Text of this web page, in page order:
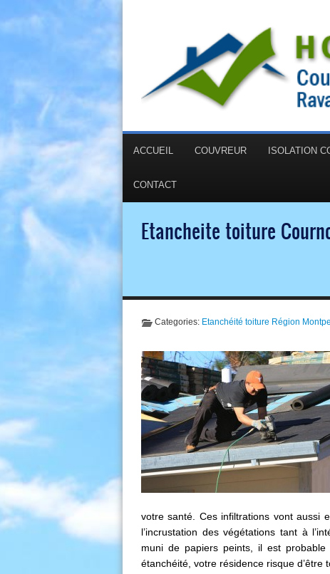
ACCUEIL COUVREUR ISOLATION
CONTACT
Etancheite toiture
Categories: Etanchéité toiture Région
votre santé. Ces infiltrations vont aussi
l’incrustation des végétations tant à
muni de papiers peints, il est
étanchéité, votre résidence risque d’être